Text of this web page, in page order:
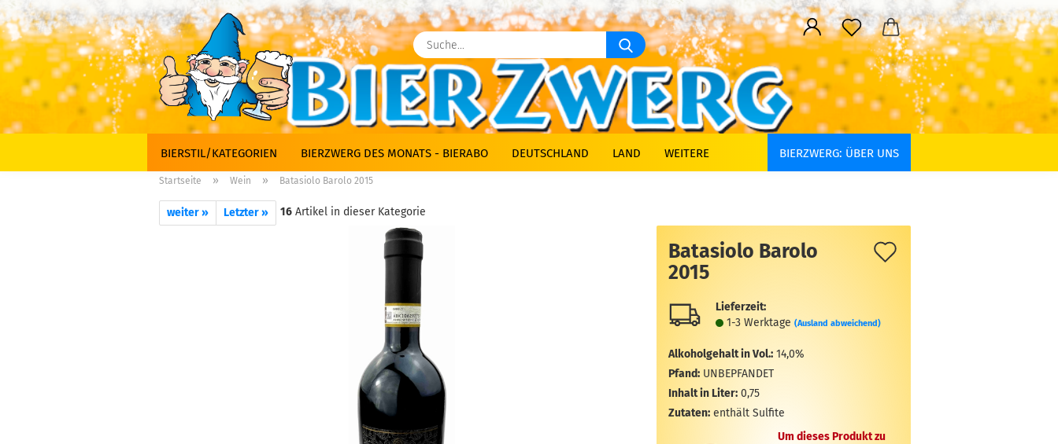
Suche...
BIERSTIL/KATEGORIEN BIERZWERG DES MONATS - BIERABO DEUTSCHLAND LAND BIERZWERG: ÜBER UNS
WEITERE
Startseite » Wein » Batasiolo Barolo 2015
weiter » Letzter » 16 Artikel in dieser Kategorie
Batasiolo Barolo
2015
Lieferzeit:
1-3 Werktage (Ausland abweichend)
Alkoholgehalt in Vol.: 14,0%
Pfand: UNBEPFANDET
Inhalt in Liter: 0,75
Zutaten: enthält Sulfite
Um dieses Produkt zu